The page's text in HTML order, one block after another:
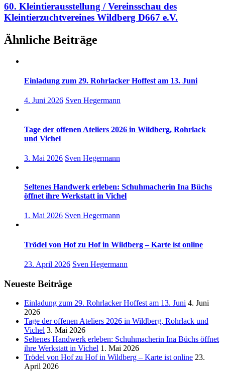
60. Kleintierausstellung / Vereinsschau des
Kleintierzuchtvereines Wildberg D667 e.V.
Ähnliche Beiträge
Einladung zum 29. Rohrlacker Hoffest am 13. Juni
4. Juni 2026 Sven Hegermann
Tage der offenen Ateliers 2026 in Wildberg, Rohrlack
und Vichel
3. Mai 2026 Sven Hegermann
Seltenes Handwerk erleben: Schuhmacherin Ina Büchs
öffnet ihre Werkstatt in Vichel
1. Mai 2026 Sven Hegermann
Trödel von Hof zu Hof in Wildberg – Karte ist online
23. April 2026 Sven Hegermann
Neueste Beiträge
Einladung zum 29. Rohrlacker Hoffest am 13. Juni 4. Juni
2026
Tage der offenen Ateliers 2026 in Wildberg, Rohrlack und
Vichel 3. Mai 2026
Seltenes Handwerk erleben: Schuhmacherin Ina Büchs öffnet
ihre Werkstatt in Vichel 1. Mai 2026
Trödel von Hof zu Hof in Wildberg – Karte ist online 23.
April 2026